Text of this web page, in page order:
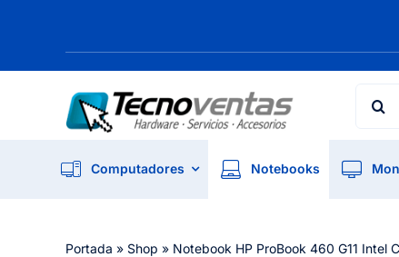
Computadores Notebooks
Portada » Shop » Notebook HP ProBook 460 G11 Intel